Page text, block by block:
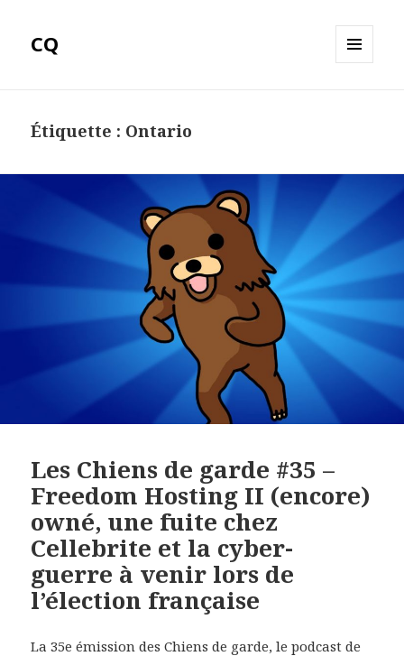
CQ
Étiquette : Ontario
Les Chiens de garde #35 –
Freedom Hosting II (encore)
owné, une fuite chez
Cellebrite et la cyber-
guerre à venir lors de
l’élection française
La 35e émission des Chiens de garde, le podcast de